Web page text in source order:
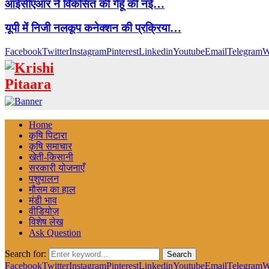
आईसीएआर ने विकसित की गेहूँ की नई…
यूपी में निजी नलकूप कनेक्शन की प्रक्रिया…
FacebookTwitterInstagramPinterestLinkedinYoutubeEmailTelegram
Home
कृषि पिटारा
कृषि समाचार
खेती-किसानी
सरकारी योजनाएँ
पशुपालन
मौसम का हाल
मंडी भाव
वीडियोज़
विशेष लेख
Ask Question
Search for: Search
FacebookTwitterInstagramPinterestLinkedinYoutubeEmailTelegram